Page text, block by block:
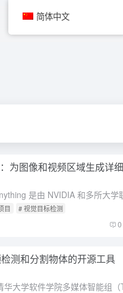
为图像和视频区域生成详
目 # 视觉目标检测
0
测和分割物体的开源工具
简体中文